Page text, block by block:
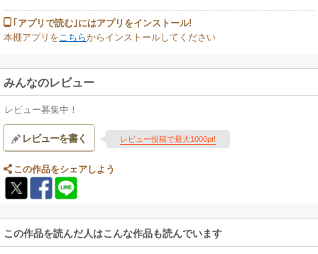
｢アプリで読む｣にはアプリをインストール!
本棚アプリを こちらからインストールしてください
みんなのレビュー
レビュー募集中！
レビューを書く レビュー投稿で最大1000pt!
この作品をシェアしよう
この作品を読んだ人はこんな作品も読んでいます